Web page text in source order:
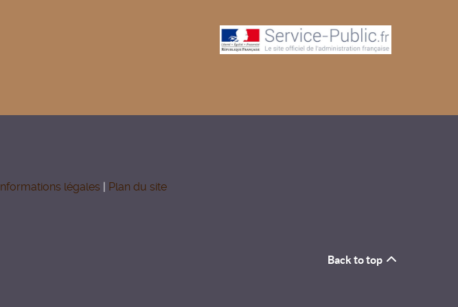
Informations légales Plan du site
Back to top